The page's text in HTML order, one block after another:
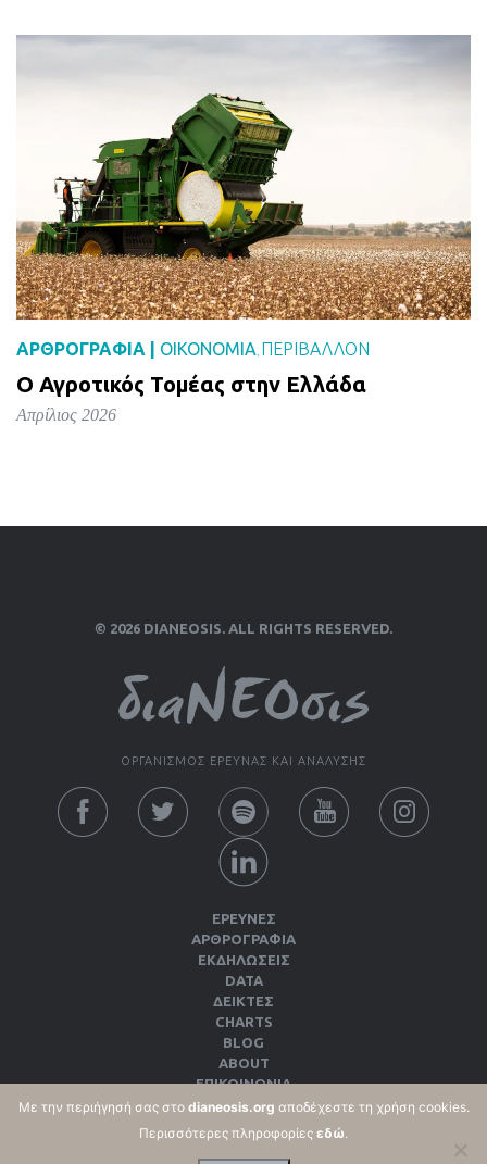
ΑΡΘΡΟΓΡΑΦΙΑ | ΟΙΚΟΝΟΜΙΑ ΠΕΡΙΒΑΛΛΟΝ
Ο Αγροτικός Τομέας στην Ελλάδα
Απρίλιος 2026
© 2026 DIANEOSIS. ALL RIGHTS RESERVED.
ΟΡΓΑΝΙΣΜΟΣ ΕΡΕΥΝΑΣ ΚΑΙ ΑΝΑΛΥΣΗΣ
ΕΡΕΥΝΕΣ
ΑΡΘΡΟΓΡΑΦΙΑ
ΕΚΔΗΛΏΣΕΙΣ
DATA
ΔΕΊΚΤΕΣ
CHARTS
BLOG
ABOUT
ΕΠΙΚΟΙΝΩΝΙΑ
ΕΚΔΌΣΕΙΣ
ΌΡΟΙ ΧΡΉΣΗΣ & ΠΟΛΙΤΙΚΉ ΑΠΟΡΡΉΤΟΥ
ΠΟΛΙΤΙΚΉ COOKIES
Με την περιήγησή σας στο dianeosis.org αποδέχεστε τη χρήση cookies.
Περισσότερες πληροφορίες εδώ.